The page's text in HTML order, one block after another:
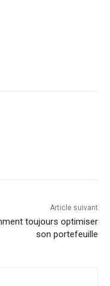
Article suivant
toujours optimiser
son portefeuille